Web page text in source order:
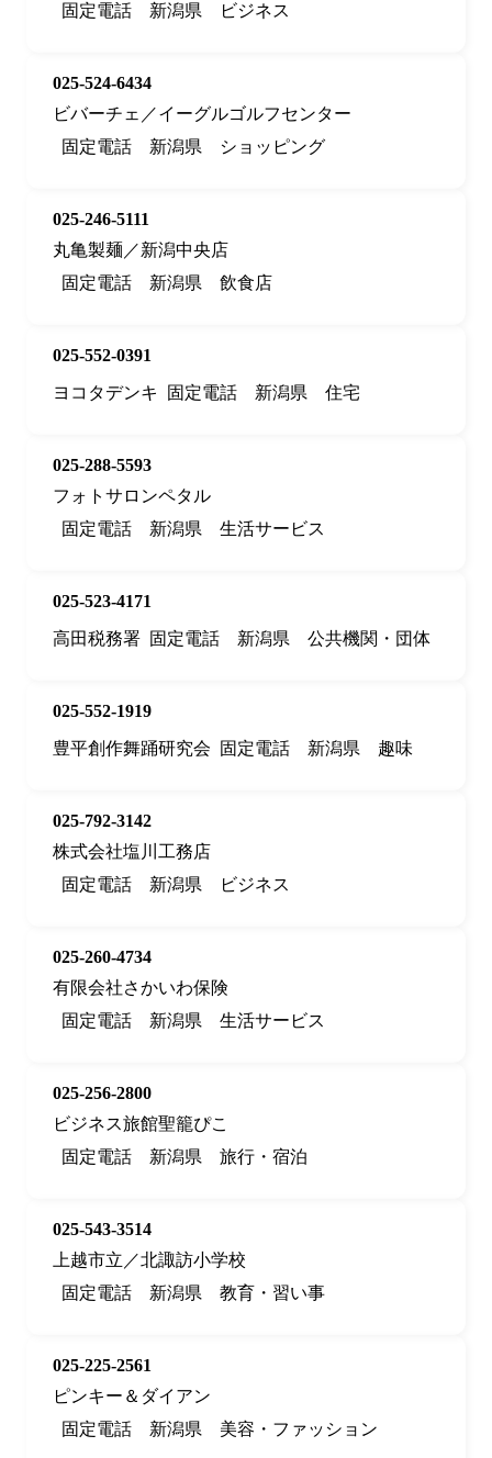
固定電話
新潟県 ビジネス
025-524-6434
ビバーチェ／イーグルゴルフセンター
固定電話
新潟県 ショッピング
025-246-5111
丸亀製麺／新潟中央店
固定電話
新潟県 飲食店
025-552-0391
ヨコタデンキ
固定電話 新潟県 住宅
025-288-5593
フォトサロンペタル
固定電話
新潟県 生活サービス
025-523-4171
高田税務署 固定電話 新潟県 公共機関・団体
025-552-1919
豊平創作舞踊研究会
固定電話 新潟県 趣味
025-792-3142
株式会社塩川工務店
固定電話
新潟県 ビジネス
025-260-4734
有限会社さかいわ保険
固定電話
新潟県 生活サービス
025-256-2800
ビジネス旅館聖籠ぴこ
固定電話
新潟県 旅行・宿泊
025-543-3514
上越市立／北諏訪小学校
固定電話
新潟県 教育・習い事
025-225-2561
ピンキー＆ダイアン
固定電話
新潟県 美容・ファッション